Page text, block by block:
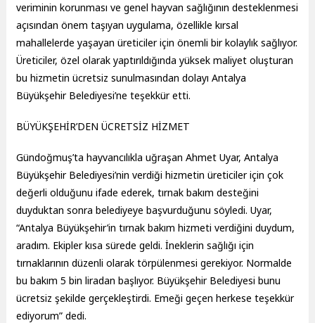
veriminin korunması ve genel hayvan sağlığının desteklenmesi
açısından önem taşıyan uygulama, özellikle kırsal
mahallelerde yaşayan üreticiler için önemli bir kolaylık sağlıyor.
Üreticiler, özel olarak yaptırıldığında yüksek maliyet oluşturan
bu hizmetin ücretsiz sunulmasından dolayı Antalya
Büyükşehir Belediyesi’ne teşekkür etti.
BÜYÜKŞEHİR’DEN ÜCRETSİZ HİZMET
Gündoğmuş’ta hayvancılıkla uğraşan Ahmet Uyar, Antalya
Büyükşehir Belediyesi’nin verdiği hizmetin üreticiler için çok
değerli olduğunu ifade ederek, tırnak bakım desteğini
duyduktan sonra belediyeye başvurduğunu söyledi. Uyar,
“Antalya Büyükşehir’in tırnak bakım hizmeti verdiğini duydum,
aradım. Ekipler kısa sürede geldi. İneklerin sağlığı için
tırnaklarının düzenli olarak törpülenmesi gerekiyor. Normalde
bu bakım 5 bin liradan başlıyor. Büyükşehir Belediyesi bunu
ücretsiz şekilde gerçekleştirdi. Emeği geçen herkese teşekkür
ediyorum” dedi.